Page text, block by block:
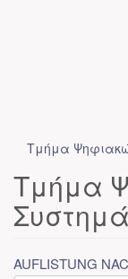
Τμήμα
Τμήμα
AUFLISTUNG